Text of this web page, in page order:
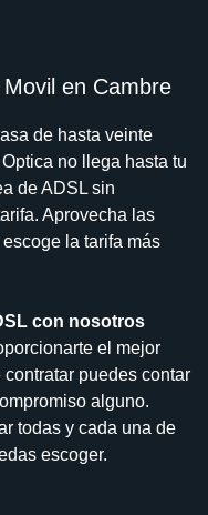
en Cambre
de hasta veinte
no llega hasta tu
de ADSL sin
Aprovecha las
la tarifa más
con nosotros
el mejor
puedes contar
alguno.
todas y cada una de
escoger.